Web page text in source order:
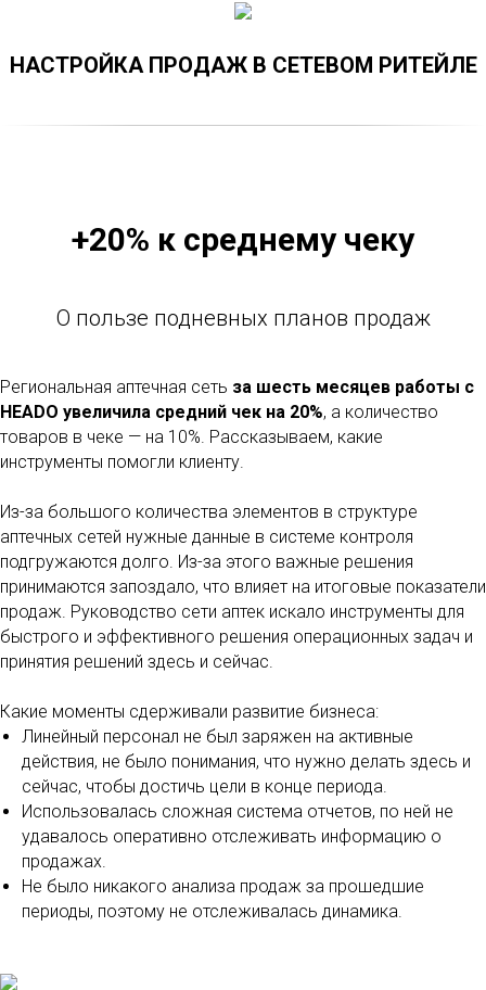
НАСТРОЙКА ПРОДАЖ В СЕТЕВОМ РИТЕЙЛЕ
+20% к среднему чеку
О пользе подневных планов продаж
Региональная аптечная сеть за шесть месяцев работы с
HEADO увеличила средний чек на 20%, а количество
товаров в чеке — на 10%. Рассказываем, какие
инструменты помогли клиенту.
Из-за большого количества элементов в структуре
аптечных сетей нужные данные в системе контроля
подгружаются долго. Из-за этого важные решения
принимаются запоздало, что влияет на итоговые показатели
продаж. Руководство сети аптек искало инструменты для
быстрого и эффективного решения операционных задач и
принятия решений здесь и сейчас.
Какие моменты сдерживали развитие бизнеса:
Линейный персонал не был заряжен на активные
действия, не было понимания, что нужно делать здесь и
сейчас, чтобы достичь цели в конце периода.
Использовалась сложная система отчетов, по ней не
удавалось оперативно отслеживать информацию о
продажах.
Не было никакого анализа продаж за прошедшие
периоды, поэтому не отслеживалась динамика.